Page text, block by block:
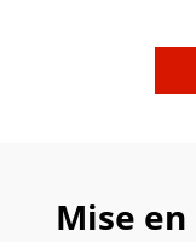
Mise